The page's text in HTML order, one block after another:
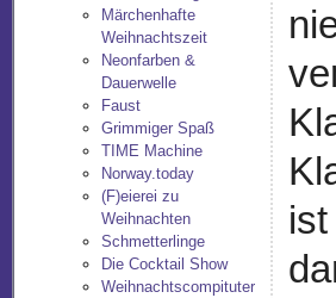
Märchenhafte
Weihnachtszeit
Neonfarben &
Dauerwelle
Faust
Grimmiger Spaß
TIME Machine
Norway.today
(F)eierei zu
Weihnachten
Schmetterlinge
Die Cocktail Show
Weihnachtscompituter